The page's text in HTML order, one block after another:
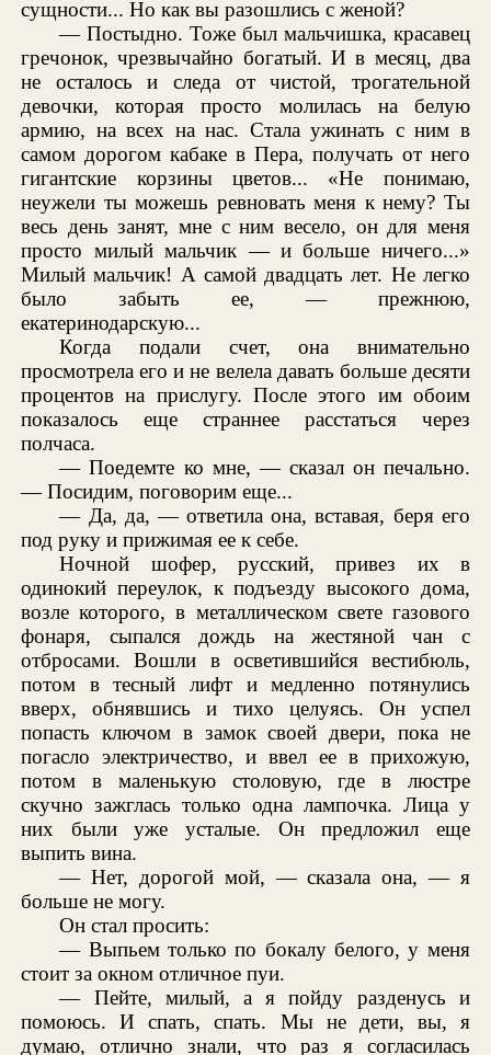
сущности... Но как вы разошлись с женой?
— Постыдно. Тоже был мальчишка, красавец
гречонок, чрезвычайно богатый. И в месяц, два
не осталось и следа от чистой, трогательной
девочки, которая просто молилась на белую
армию, на всех на нас. Стала ужинать с ним в
самом дорогом кабаке в Пера, получать от него
гигантские корзины цветов... «Не понимаю,
неужели ты можешь ревновать меня к нему? Ты
весь день занят, мне с ним весело, он для меня
просто милый мальчик — и больше ничего...»
Милый мальчик! А самой двадцать лет. Не легко
было забыть ее, — прежнюю,
екатеринодарскую...
Когда подали счет, она внимательно
просмотрела его и не велела давать больше десяти
процентов на прислугу. После этого им обоим
показалось еще страннее расстаться через
полчаса.
— Поедемте ко мне, — сказал он печально.
— Посидим, поговорим еще...
— Да, да, — ответила она, вставая, беря его
под руку и прижимая ее к себе.
Ночной шофер, русский, привез их в
одинокий переулок, к подъезду высокого дома,
возле которого, в металлическом свете газового
фонаря, сыпался дождь на жестяной чан с
отбросами. Вошли в осветившийся вестибюль,
потом в тесный лифт и медленно потянулись
вверх, обнявшись и тихо целуясь. Он успел
попасть ключом в замок своей двери, пока не
погасло электричество, и ввел ее в прихожую,
потом в маленькую столовую, где в люстре
скучно зажглась только одна лампочка. Лица у
них были уже усталые. Он предложил еще
выпить вина.
— Нет, дорогой мой, — сказала она, — я
больше не могу.
Он стал просить:
— Выпьем только по бокалу белого, у меня
стоит за окном отличное пуи.
— Пейте, милый, а я пойду разденусь и
помоюсь. И спать, спать. Мы не дети, вы, я
думаю, отлично знали, что раз я согласилась